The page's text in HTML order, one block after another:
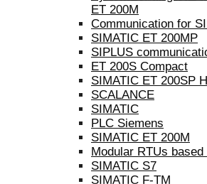
ET 200M
Communication for
SIMATIC ET 200MP
SIPLUS
ET 200S Compact
SIMATIC ET 200SP
SCALANCE
SIMATIC
PLC Siemens
SIMATIC ET 200M
Modular RTUs based
SIMATIC S7
SIMATIC F-TM